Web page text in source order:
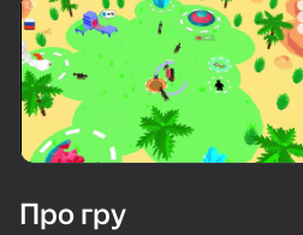
Поверніть
Гра працює тільки в
Про гру